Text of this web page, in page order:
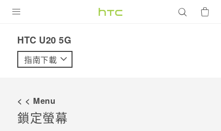
VIVE
配件
‎HTC U20 5G‎
指南下載
< < Menu
鎖定螢幕